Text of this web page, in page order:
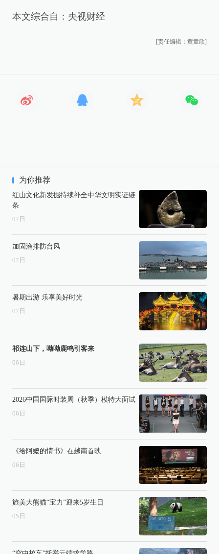
本文综合自：央视财经
[责任编辑：黄童欣]
为你推荐
红山文化新发掘持续补全中华文明实证链
条
07 日
加固渔排防台风
07 日
暑期出游 乐享美好时光
07 日
祁连山下，呦呦鹿鸣引客来
06 日
2026中国国际时装周（秋季）模特大面试
06 日
《给阿嬷的情书》在越南首映
06 日
旅美大熊猫“宝力”迎来5岁生日
05 日